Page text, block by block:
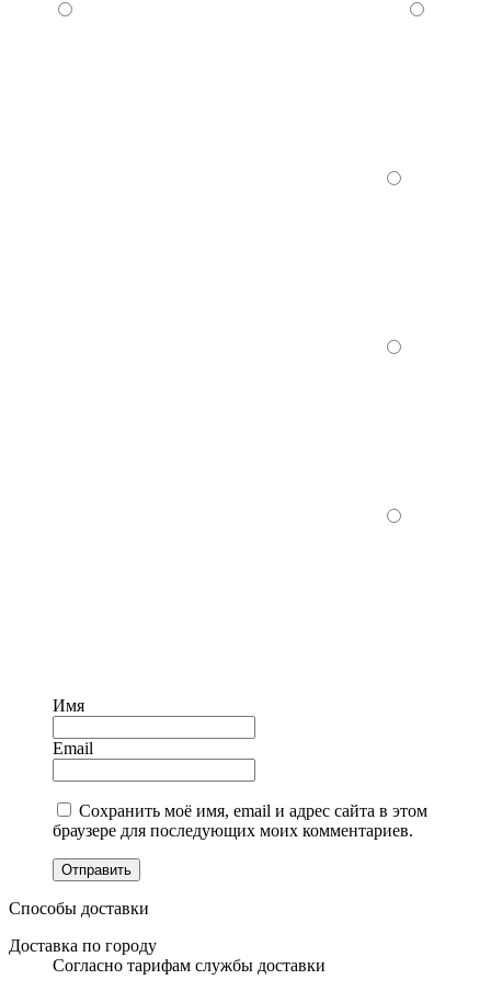
Имя
Email
Сохранить моё имя, email и адрес сайта в этом
браузере для последующих моих комментариев.
Отправить
Способы доставки
Доставка по городу
Согласно тарифам службы доставки